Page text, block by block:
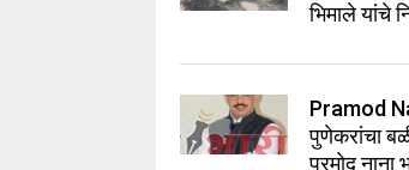
भिमाले यांचे
Pramod
पुणेकरांचा
प्रमोद नाना